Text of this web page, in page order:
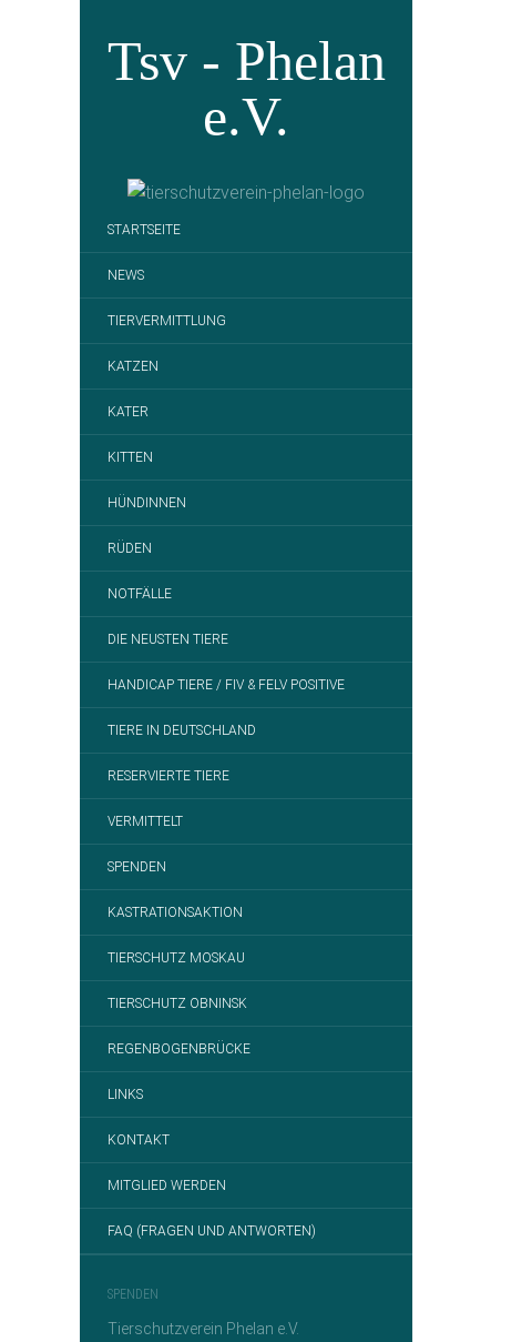
Tsv - Phelan
e.V.
STARTSEITE
NEWS
TIERVERMITTLUNG
KATZEN
KATER
KITTEN
HÜNDINNEN
RÜDEN
NOTFÄLLE
DIE NEUSTEN TIERE
HANDICAP TIERE / FIV & FELV POSITIVE
TIERE IN DEUTSCHLAND
RESERVIERTE TIERE
VERMITTELT
SPENDEN
KASTRATIONSAKTION
TIERSCHUTZ MOSKAU
TIERSCHUTZ OBNINSK
REGENBOGENBRÜCKE
LINKS
KONTAKT
MITGLIED WERDEN
FAQ (FRAGEN UND ANTWORTEN)
SPENDEN
Tierschutzverein Phelan e.V.